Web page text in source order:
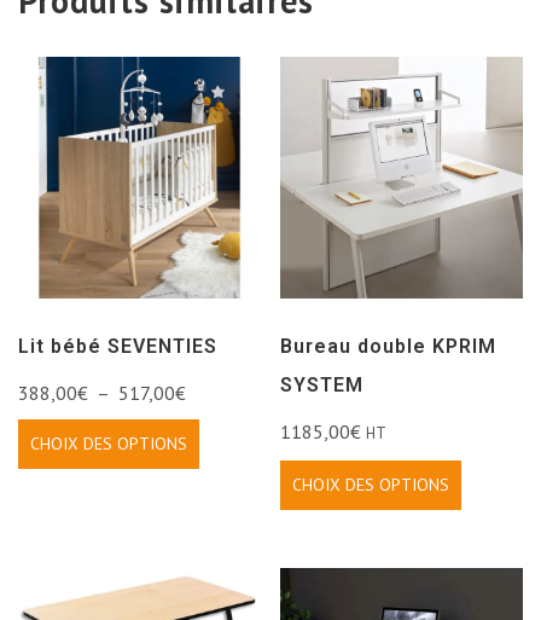
Lit bébé SEVENTIES
388,00€ – 517,00€
CHOIX DES OPTIONS
Bureau double KPRIM
SYSTEM
1185,00€ HT
CHOIX DES OPTIONS